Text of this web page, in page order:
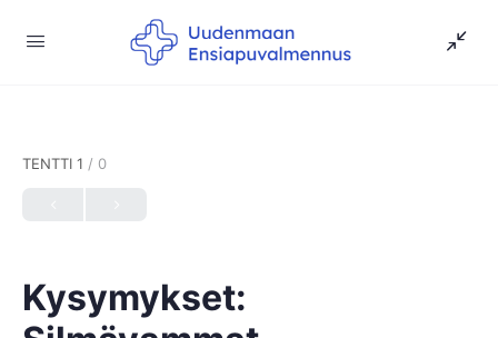
TENTTI 1 / 0
Kysymykset: